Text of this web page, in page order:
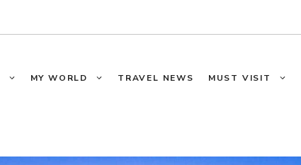
MY WORLD TRAVEL NEWS MUST VISIT